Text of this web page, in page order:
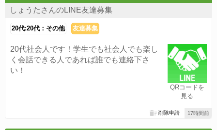
しょうたさんのLINE友達募集
20代:20代：その他 友達募集
QRコードを
見る
20代社会人です！学生でも社会人でも楽し
く会話できる人であれば誰でも連絡下さ
い！
17時間前
削除申請